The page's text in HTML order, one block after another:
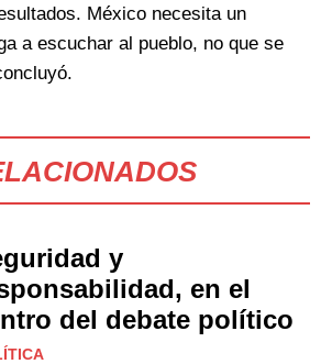
México necesita un
a escuchar al pueblo, no que se
y
en el
del debate político